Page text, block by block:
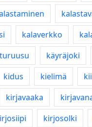
kalaverkko
käyräjoki
kidus kielimä
kirjavaaka
kirjosolki